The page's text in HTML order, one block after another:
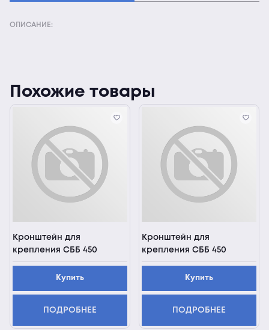
ОПИСАНИЕ:
Похожие товары
Кронштейн для
крепления СББ 450
Купить
ПОДРОБНЕЕ
Кронштейн для
крепления СББ 450
Купить
ПОДРОБНЕЕ